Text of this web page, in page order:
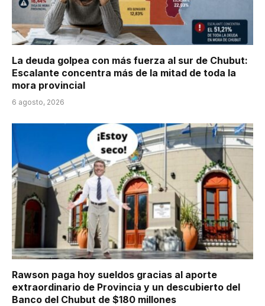
La deuda golpea con más fuerza al sur de Chubut:
Escalante concentra más de la mitad de toda la
mora provincial
6 agosto, 2026
Rawson paga hoy sueldos gracias al aporte
extraordinario de Provincia y un descubierto del
Banco del Chubut de $180 millones